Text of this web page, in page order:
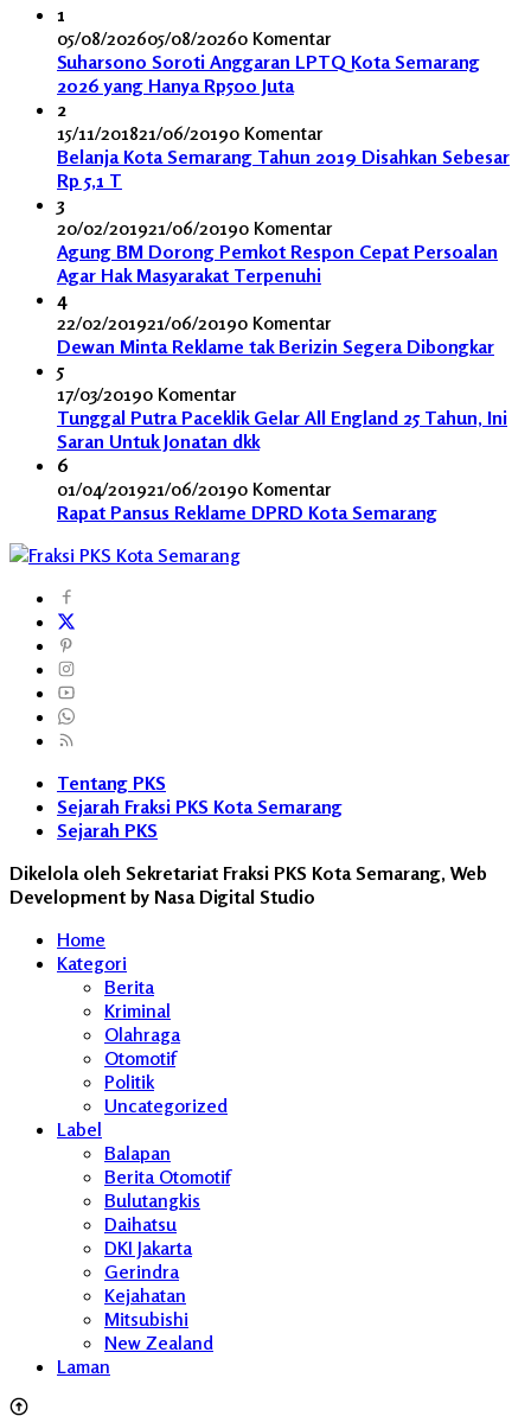
1
05/08/202605/08/20260 Komentar
Suharsono Soroti Anggaran LPTQ Kota Semarang
2026 yang Hanya Rp500 Juta
2
15/11/201821/06/20190 Komentar
Belanja Kota Semarang Tahun 2019 Disahkan Sebesar
Rp 5,1 T
3
20/02/201921/06/20190 Komentar
Agung BM Dorong Pemkot Respon Cepat Persoalan
Agar Hak Masyarakat Terpenuhi
4
22/02/201921/06/20190 Komentar
Dewan Minta Reklame tak Berizin Segera Dibongkar
5
17/03/20190 Komentar
Tunggal Putra Paceklik Gelar All England 25 Tahun, Ini
Saran Untuk Jonatan dkk
6
01/04/201921/06/20190 Komentar
Rapat Pansus Reklame DPRD Kota Semarang
Tentang PKS
Sejarah Fraksi PKS Kota Semarang
Sejarah PKS
Dikelola oleh Sekretariat Fraksi PKS Kota Semarang, Web
Development by Nasa Digital Studio
Home
Kategori
Berita
Kriminal
Olahraga
Otomotif
Politik
Uncategorized
Label
Balapan
Berita Otomotif
Bulutangkis
Daihatsu
DKI Jakarta
Gerindra
Kejahatan
Mitsubishi
New Zealand
Laman